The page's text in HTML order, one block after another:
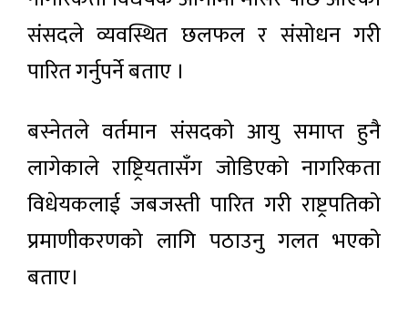
संसदले व्यवस्थित छलफल र संसोधन गरी
पारित गर्नुपर्ने बताए ।
बस्नेतले वर्तमान संसदको आयु समाप्त हुनै
लागेकाले राष्ट्रियतासँग जोडिएको नागरिकता
विधेयकलाई जबजस्ती पारित गरी राष्ट्रपतिको
प्रमाणीकरणको लागि पठाउनु गलत भएको
बताए।